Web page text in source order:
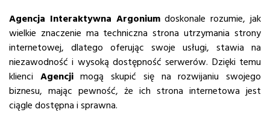
Agencja Interaktywna Argoniumdoskonale rozumie, jak
wielkie znaczenie ma techniczna strona utrzymania strony
internetowej, dlatego oferując swoje usługi, stawia na
niezawodność i wysoką dostępność serwerów. Dzięki temu
klienci Agencjimogą skupić się na rozwijaniu swojego
biznesu, mając pewność, że ich strona internetowa jest
ciągle dostępna i sprawna.